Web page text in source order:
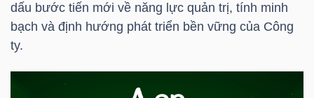
dấu bước tiến mới về năng lực quản trị, tính minh
bạch và định hướng phát triển bền vững của Công
ty.
HÀNG